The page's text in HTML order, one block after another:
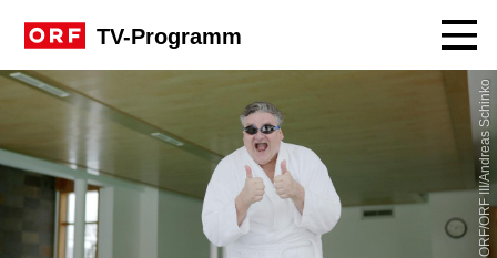
TV-Programm
ORF/ORF III/Andreas Schinko